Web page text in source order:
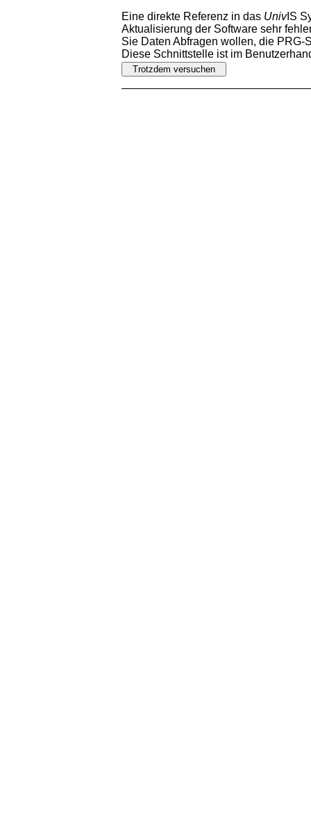
Eine direkte Referenz in das UnivIS
Aktualisierung der Software sehr
Sie Daten Abfragen wollen, die PRG-
Diese Schnittstelle ist im